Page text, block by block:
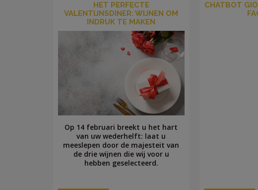
HET PERFECTE
VALENTIJNSDINER: WIJNEN OM
INDRUK TE MAKEN
Op 14 februari breekt u het hart
van uw wederhelft: laat u
meeslepen door de majesteit van
de drie wijnen die wij voor u
hebben geselecteerd.
CHATBOT